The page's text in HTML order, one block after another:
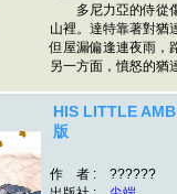
多尼力亞的侍從傷
山裡。達特靠著對猶
但屋漏偏逢連夜雨，
另一方面，憤怒的
HIS LITTLE
版
作 者 : ??????